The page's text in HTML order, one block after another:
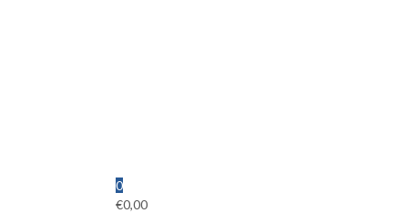
0
€0,00